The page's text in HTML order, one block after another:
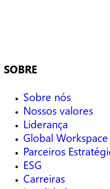
SOBRE
Sobre nós
Nossos valores
Liderança
Global
Parceiros
ESG
Carreiras